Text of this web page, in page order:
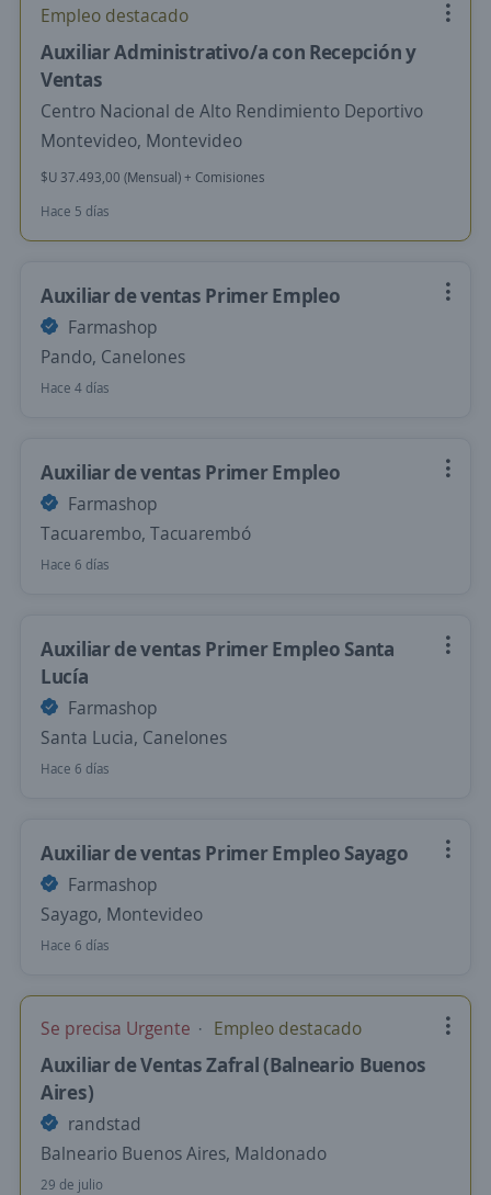
Empleo destacado
Auxiliar Administrativo/a con Recepción y
Ventas
Centro Nacional de Alto Rendimiento Deportivo
Montevideo, Montevideo
$U 37.493,00 (Mensual) + Comisiones
Hace 5 días
Auxiliar de ventas Primer Empleo
Farmashop
Pando, Canelones
Hace 4 días
Auxiliar de ventas Primer Empleo
Farmashop
Tacuarembo, Tacuarembó
Hace 6 días
Auxiliar de ventas Primer Empleo Santa
Lucía
Farmashop
Santa Lucia, Canelones
Hace 6 días
Auxiliar de ventas Primer Empleo Sayago
Farmashop
Sayago, Montevideo
Hace 6 días
Se precisa Urgente Empleo destacado
Auxiliar de Ventas Zafral (Balneario Buenos
Aires)
randstad
Balneario Buenos Aires, Maldonado
29 de julio